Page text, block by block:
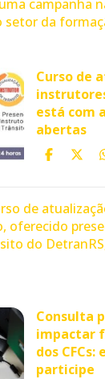
campanha
setor da
Curso de
está com
abertas
de
oferecido
do
Consulta
impactar
dos CFCs:
participe